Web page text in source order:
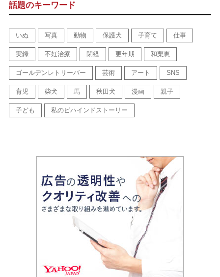
話題のキーワード
いぬ 写真 動物 保護犬 子育て 仕事
実録 不妊治療 閉経 更年期 和栗恵
ゴールデンレトリーバー 芸術 アート SNS
育児 柴犬 馬 秋田犬 漫画 親子
子ども 私のビハインドストーリー